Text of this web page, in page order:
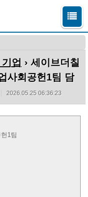
업 › 세이브더칠
사회공헌1팀 담
2026.05.25 06:36:23
1팀